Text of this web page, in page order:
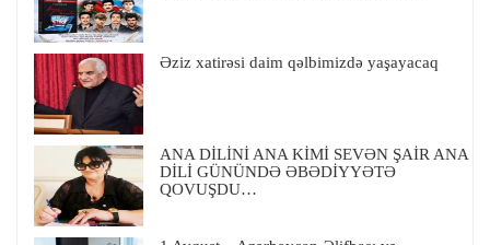
Əziz xatirəsi daim qəlbimizdə yaşayacaq
ANA DİLİNİ ANA KİMİ SEVƏN ŞAİR ANA
DİLİ GÜNÜNDƏ ƏBƏDİYYƏTƏ
QOVUŞDU…